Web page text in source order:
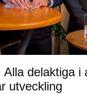
delaktiga i
utveckling